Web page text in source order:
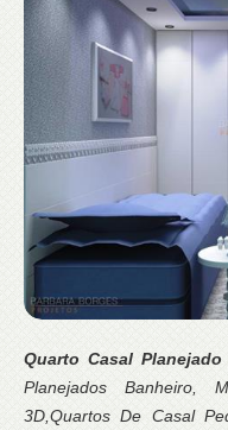
Quarto Casal
Planejados Banheiro,
3D,Quartos De Casal